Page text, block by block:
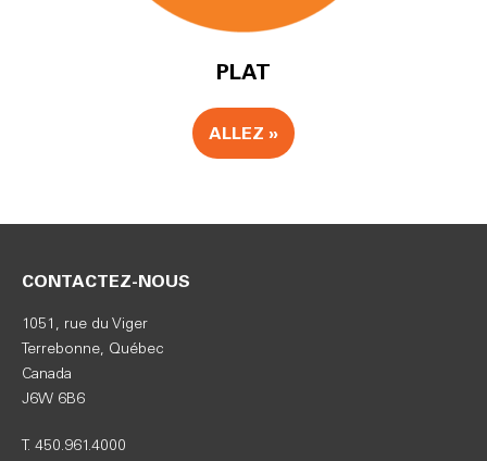
PLAT
ALLEZ »
CONTACTEZ-NOUS
1051, rue du Viger
Terrebonne, Québec
Canada
J6W 6B6
T. 450.961.4000